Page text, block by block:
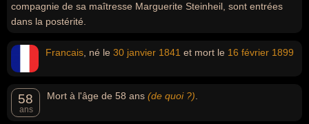
compagnie de sa maîtresse Marguerite Steinheil, sont entrées
dans la postérité.
Francais , né le 30 janvier 1841 et mort le 16 février 1899
58
ans
Mort à l'âge de 58 ans (de quoi ?)